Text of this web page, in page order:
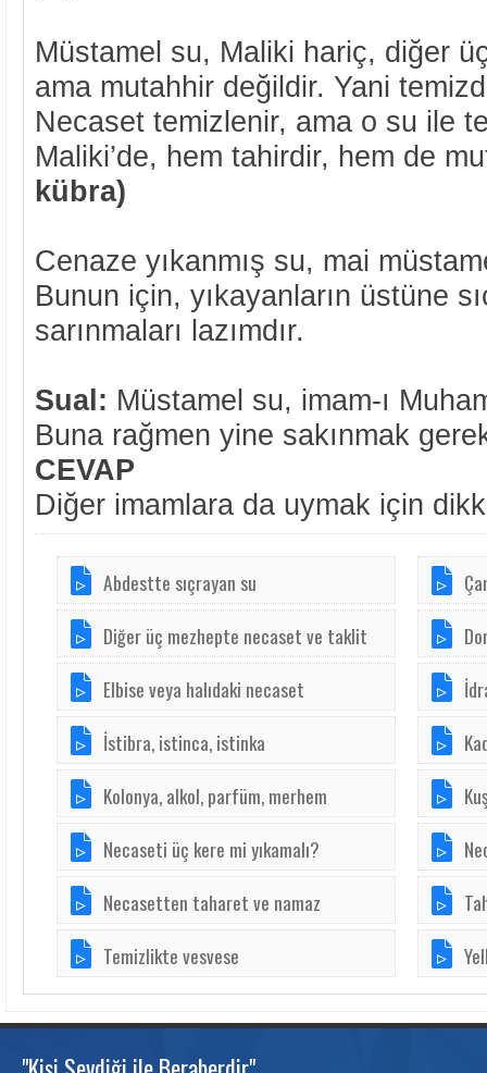
Müstamel su, Maliki hariç, diğer
ama mutahhir değildir. Yani
Necaset temizlenir, ama o su ile
Maliki’de, hem tahirdir, hem de
kübra)
Cenaze yıkanmış su, mai
Bunun için, yıkayanların üstüne
sarınmaları lazımdır.
Sual: Müstamel su, imam-ı
Buna rağmen yine sakınmak
CEVAP
Diğer imamlara da uymak için
Abdestte sıçrayan su
Diğer üç mezhepte necaset ve taklit
Elbise veya halıdaki necaset
İstibra, istinca, istinka
Kolonya, alkol, parfüm, merhem
Necaseti üç kere mi yıkamalı?
Necasetten taharet ve namaz
Temizlikte vesvese